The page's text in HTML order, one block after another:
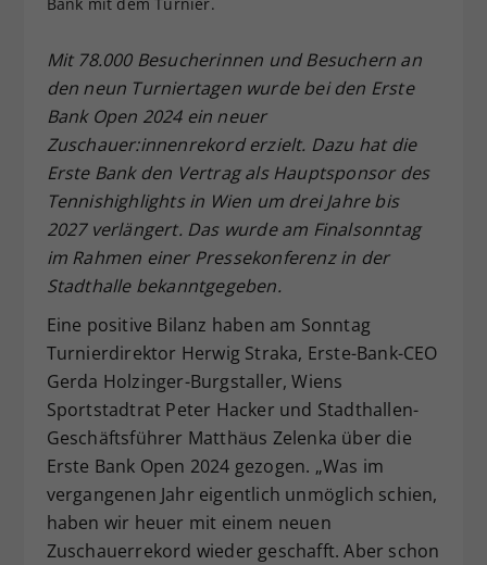
Bank mit dem Turnier.
Mit 78.000 Besucherinnen und Besuchern an
den neun Turniertagen wurde bei den Erste
Bank Open 2024 ein neuer
Zuschauer:innenrekord erzielt. Dazu hat die
Erste Bank den Vertrag als Hauptsponsor des
Tennishighlights in Wien um drei Jahre bis
2027 verlängert. Das wurde am Finalsonntag
im Rahmen einer Pressekonferenz in der
Stadthalle bekanntgegeben.
Eine positive Bilanz haben am Sonntag
Turnierdirektor Herwig Straka, Erste-Bank-CEO
Gerda Holzinger-Burgstaller, Wiens
Sportstadtrat Peter Hacker und Stadthallen-
Geschäftsführer Matthäus Zelenka über die
Erste Bank Open 2024 gezogen. „Was im
vergangenen Jahr eigentlich unmöglich schien,
haben wir heuer mit einem neuen
Zuschauerrekord wieder geschafft. Aber schon
Zweck
Einstellungen. Unter anderem eine
historische Speicherung Ihrer
vorgenommen Einstellungen, falls der
Webseiten-Betreiber dies eingestellt
hat.